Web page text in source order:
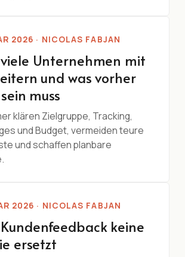
2026 · NICOLAS FABJAN
Unternehmen mit
und was vorher
muss
klären Zielgruppe, Tracking,
und Budget, vermeiden teure
und schaffen planbare
2026 · NICOLAS FABJAN
keine
ersetzt